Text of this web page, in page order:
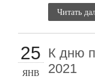
Читать
25
ЯНВ
К дню
2021